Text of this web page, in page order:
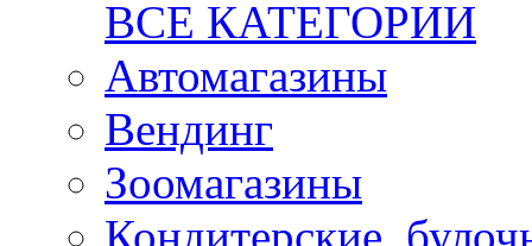
ВСЕ КАТЕГОРИИ
Автомагазины
Вендинг
Зоомагазины